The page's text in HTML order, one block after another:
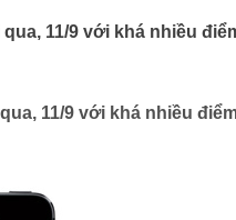
11/9 với khá nhiều
11/9 với khá nhiều